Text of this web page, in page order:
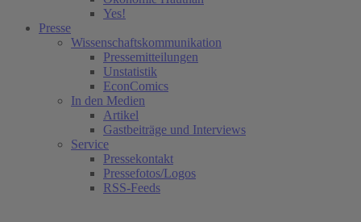
Yes!
Presse
Wissenschaftskommunikation
Pressemitteilungen
Unstatistik
EconComics
In den Medien
Artikel
Gastbeiträge und Interviews
Service
Pressekontakt
Pressefotos/Logos
RSS-Feeds